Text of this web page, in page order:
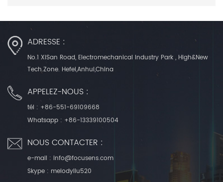
ADRESSE :
No.1 XiSan Road, Electromechanical Industry Park , High&New
Tech.Zone. Hefei,Anhui,China
APPELEZ-NOUS :
tél : +86-551-69109668
Whatsapp : +86-13339100504
NOUS CONTACTER :
e-mail : info@focusens.com
Skype : melodyliu520